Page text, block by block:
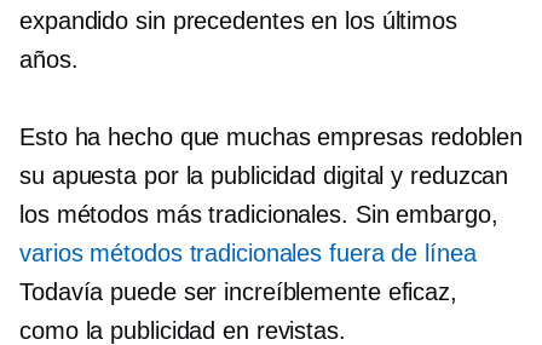
expandido sin precedentes en los últimos
años.
Esto ha hecho que muchas empresas redoblen
su apuesta por la publicidad digital y reduzcan
los métodos más tradicionales. Sin embargo,
varios métodos tradicionales fuera de línea
Todavía puede ser increíblemente eficaz,
como la publicidad en revistas.